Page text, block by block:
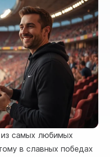
самых любимых
в славных победах